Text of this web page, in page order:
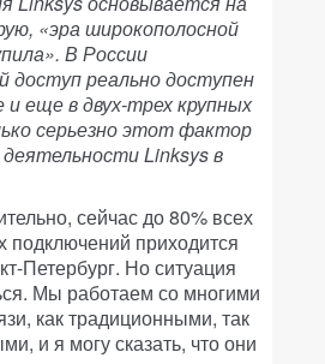
«эра широкополосной
В России
доступ реально доступен
и еще в двух-трех крупных
серьезно этот фактор
Linksys в
сейчас до 80% всех
подключений приходится
Петербург. Но ситуация
Мы работаем со многими
как традиционными, так
и я могу сказать, что они